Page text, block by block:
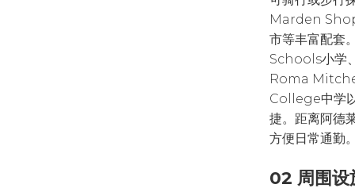
Marden
市等丰富配
Schools小
Roma
College中学
捷。距离阿德
方便日常通勤
02 周围设